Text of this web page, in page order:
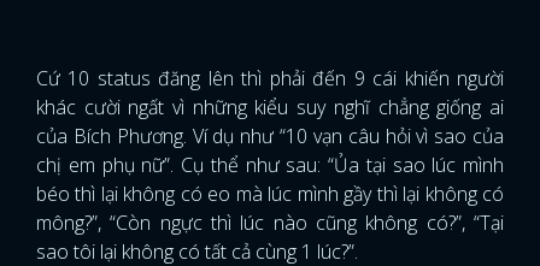
Cứ 10 status đăng lên thì phải đến 9 cái khiến người
khác cười ngất vì những kiểu suy nghĩ chẳng giống ai
của Bích Phương. Ví dụ như “10 vạn câu hỏi vì sao của
chị em phụ nữ”. Cụ thể như sau: “Ủa tại sao lúc mình
béo thì lại không có eo mà lúc mình gầy thì lại không có
mông?”, “Còn ngực thì lúc nào cũng không có?”, “Tại
sao tôi lại không có tất cả cùng 1 lúc?”.